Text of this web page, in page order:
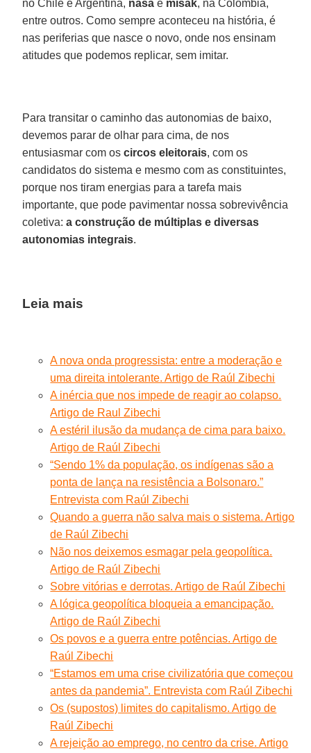
no Chile e Argentina, nasa e misak, na Colômbia,
entre outros. Como sempre aconteceu na história, é
nas periferias que nasce o novo, onde nos ensinam
atitudes que podemos replicar, sem imitar.
Para transitar o caminho das autonomias de baixo,
devemos parar de olhar para cima, de nos
entusiasmar com oscircos eleitorais, com os
candidatos do sistema e mesmo com as constituintes,
porque nos tiram energias para a tarefa mais
importante, que pode pavimentar nossa sobrevivência
coletiva:a construção de múltiplas e diversas
autonomias integrais.
Leia mais
A nova onda progressista: entre a moderação e
uma direita intolerante. Artigo de Raúl Zibechi
A inércia que nos impede de reagir ao colapso.
Artigo de Raul Zibechi
A estéril ilusão da mudança de cima para baixo.
Artigo de Raúl Zibechi
“Sendo 1% da população, os indígenas são a
ponta de lança na resistência a Bolsonaro.”
Entrevista com Raúl Zibechi
Quando a guerra não salva mais o sistema. Artigo
de Raúl Zibechi
Não nos deixemos esmagar pela geopolítica.
Artigo de Raúl Zibechi
Sobre vitórias e derrotas. Artigo de Raúl Zibechi
A lógica geopolítica bloqueia a emancipação.
Artigo de Raúl Zibechi
Os povos e a guerra entre potências. Artigo de
Raúl Zibechi
“Estamos em uma crise civilizatória que começou
antes da pandemia”. Entrevista com Raúl Zibechi
Os (supostos) limites do capitalismo. Artigo de
Raúl Zibechi
A rejeição ao emprego, no centro da crise. Artigo